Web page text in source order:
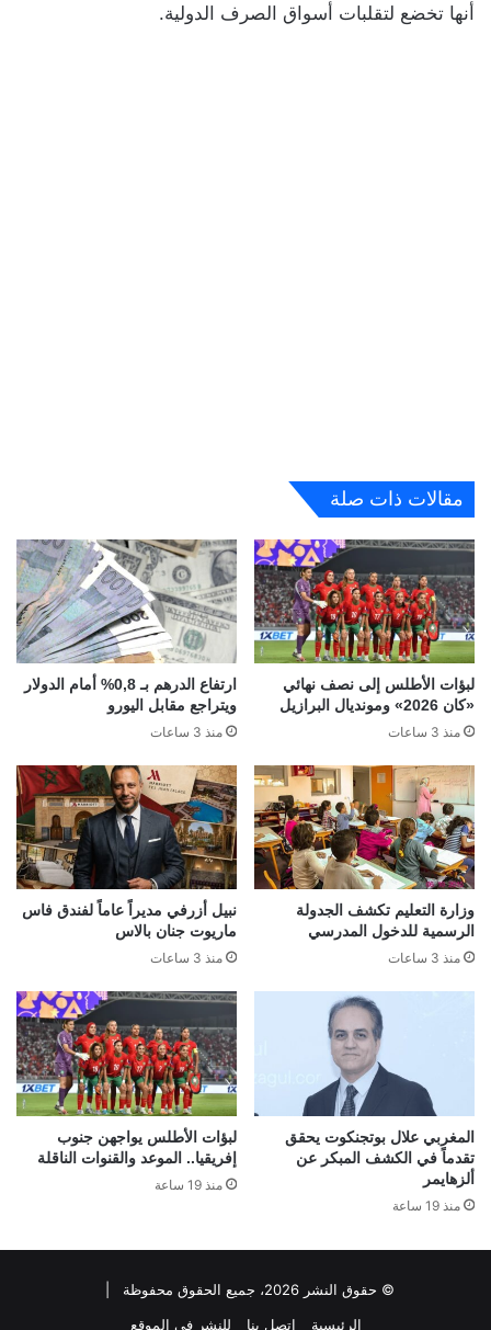
أنها تخضع لتقلبات أسواق الصرف الدولية.
مقالات ذات صلة
لبؤات الأطلس إلى نصف نهائي
«كان 2026» ومونديال البرازيل
منذ 3 ساعات
ارتفاع الدرهم بـ 0,8% أمام الدولار
ويتراجع مقابل اليورو
منذ 3 ساعات
وزارة التعليم تكشف الجدولة
الرسمية للدخول المدرسي
منذ 3 ساعات
نبيل أزرفي مديراً عاماً لفندق فاس
ماريوت جنان بالاس
منذ 3 ساعات
المغربي علال بوتجنكوت يحقق
تقدماً في الكشف المبكر عن
ألزهايمر
منذ 19 ساعة
لبؤات الأطلس يواجهن جنوب
إفريقيا.. الموعد والقنوات الناقلة
منذ 19 ساعة
© حقوق النشر 2026، جميع الحقوق محفوظة |
الرئيسية
اتصل بنا للنشر في الموقع